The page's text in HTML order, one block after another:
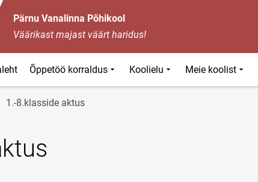
Pärnu Vanalinna Põhikool
Väärikast majast väärt haridus!
Õppetöö korraldus Koolielu Meie koolist
1.-8.klasside aktus